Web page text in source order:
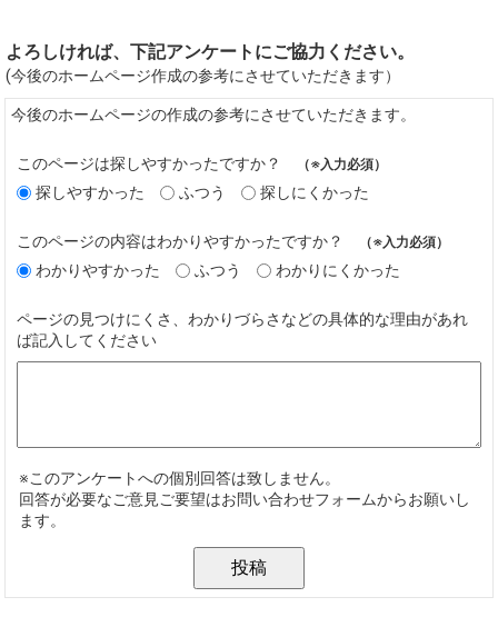
よろしければ、下記アンケートにご協力ください。
(今後のホームページ作成の参考にさせていただきます）
今後のホームページの作成の参考にさせていただきます。
このページは探しやすかったですか？ （※入力必須）
探しやすかった ふつう 探しにくかった
このページの内容はわかりやすかったですか？ （※入力必須）
わかりやすかった ふつう わかりにくかった
ページの見つけにくさ、わかりづらさなどの具体的な理由があれ
ば記入してください
※このアンケートへの個別回答は致しません。
回答が必要なご意見ご要望はお問い合わせフォームからお願いし
ます。